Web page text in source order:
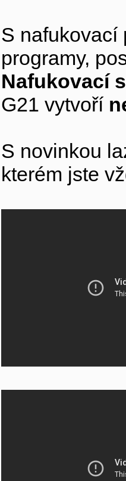
S nafukovací
programy,
Nafukovací
G21 vytvoří
S novinkou
kterém jste